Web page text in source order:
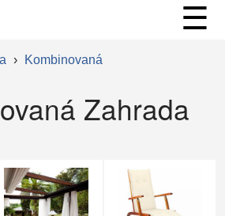
☰
› Kombinovaná
Zahrada